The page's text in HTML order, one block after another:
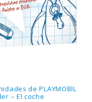
de PLAYMOBIL
– El coche